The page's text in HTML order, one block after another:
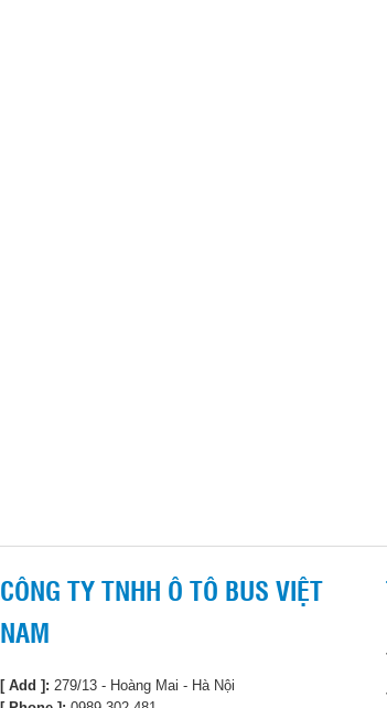
CÔNG TY TNHH Ô TÔ BUS VIỆT
NAM
[ Add ]: 279/13 - Hoàng Mai - Hà Nội